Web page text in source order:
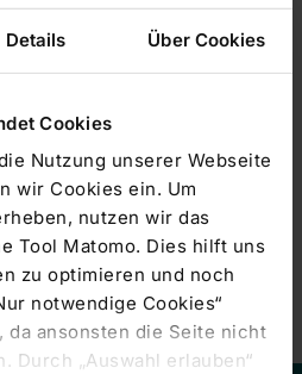
Details Über Cookies
Cookies
Nutzung unserer Webseite
wir Cookies ein. Um
nutzen wir das
Tool Matomo. Dies hilft uns
zu optimieren und noch
notwendige Cookies“
da ansonsten die Seite nicht
Durch „Auswahl erlauben“
News von dpa-AFX